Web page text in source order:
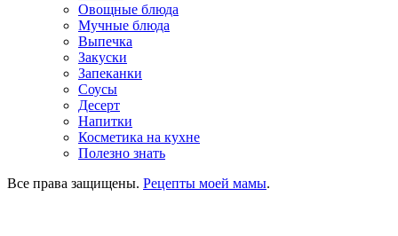
Овощные блюда
Мучные блюда
Выпечка
Закуски
Запеканки
Соусы
Десерт
Напитки
Косметика на кухне
Полезно знать
Все права защищены. Рецепты моей мамы.